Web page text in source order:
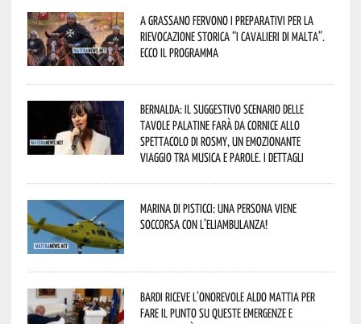
A Grassano fervono i preparativi per la
Rievocazione Storica “I CAVALIERI DI MALTA”.
Ecco il programma
Bernalda: il suggestivo scenario delle
Tavole Palatine farà da cornice allo
spettacolo di Rosmy, un emozionante
viaggio tra musica e parole. I dettagli
Marina di Pisticci: una persona viene
soccorsa con l’eliambulanza!
Bardi riceve l’onorevole Aldo Mattia per
fare il punto su queste emergenze e